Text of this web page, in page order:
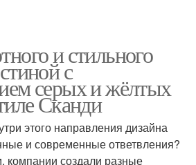
и стильного
с
серых и жёлтых
Сканди
этого направления дизайна
и современные ответвления?
компании создали разные